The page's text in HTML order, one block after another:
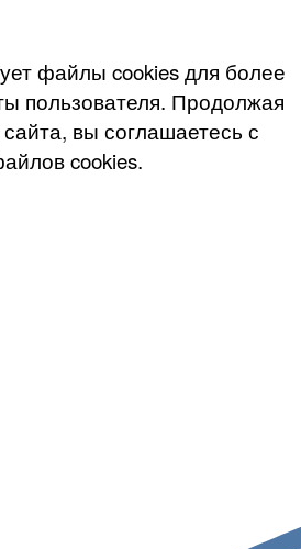
файлы cookies для более
пользователя. Продолжая
вы соглашаетесь с
cookies.